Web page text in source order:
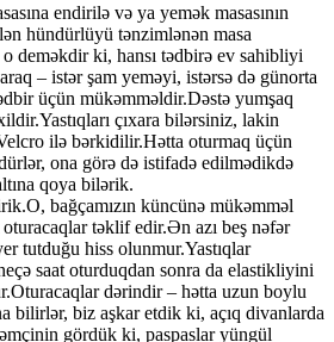
endirilə və ya yemək masasının
hündürlüyü tənzimlənən masa
deməkdir ki, hansı tədbirə ev sahibliyi
– istər şam yeməyi, istərsə də günorta
üçün mükəmməldir.Dəstə yumşaq
çıxara bilərsiniz, lakin
ilə bərkidilir.Hətta oturmaq üçün
ona görə də istifadə edilmədikdə
qoya bilərik.
bağçamızın küncünə mükəmməl
təklif edir.Ən azı beş nəfər
tutduğu hiss olunmur.Yastıqlar
saat oturduqdan sonra da elastikliyini
dərindir – hətta uzun boylu
bilirlər, biz aşkar etdik ki, açıq divanlarda
gördük ki, paspaslar yüngül